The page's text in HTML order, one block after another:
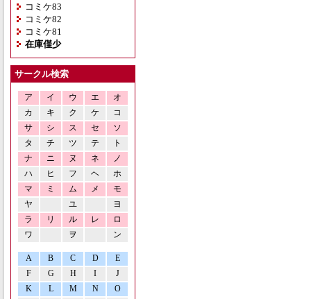
コミケ83
コミケ82
コミケ81
在庫僅少
サークル検索
ア イ ウ エ
オ
カ
キ ク ケ
コ
サ
シ ス セ
ソ
タ
チ ツ テ
ト
ナ
ニ ヌ ネ
ノ
ハ
ヒ フ ヘ
ホ
マ
ミ ム メ
モ
ヤ
ユ
ヨ
ラ
リ ル レ
ロ
ワ
ヲ ン
A B C D
E
F
G H I
J
K
L M N O